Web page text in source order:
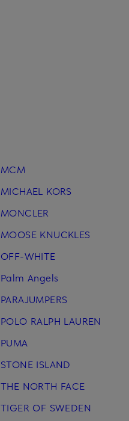
MCM
MICHAEL KORS
MONCLER
MOOSE KNUCKLES
OFF-WHITE
Palm Angels
PARAJUMPERS
POLO RALPH LAUREN
PUMA
STONE ISLAND
THE NORTH FACE
TIGER OF SWEDEN